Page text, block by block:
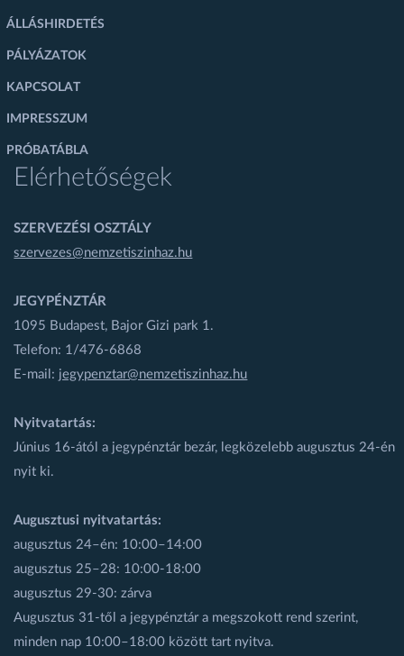
ÁLLÁSHIRDETÉS
PÁLYÁZATOK
KAPCSOLAT
IMPRESSZUM
PRÓBATÁBLA
Elérhetőségek
SZERVEZÉSI OSZTÁLY
szervezes@nemzetiszinhaz.hu
JEGYPÉNZTÁR
1095 Budapest, Bajor Gizi park 1.
Telefon: 1/476-6868
E-mail: jegypenztar@nemzetiszinhaz.hu
Nyitvatartás:
Június 16-ától a jegypénztár bezár, legközelebb augusztus 24-én
nyit ki.
Augusztusi nyitvatartás:
augusztus 24–én: 10:00–14:00
augusztus 25–28: 10:00-18:00
augusztus 29-30: zárva
Augusztus 31-től a jegypénztár a megszokott rend szerint,
minden nap 10:00–18:00 között tart nyitva.